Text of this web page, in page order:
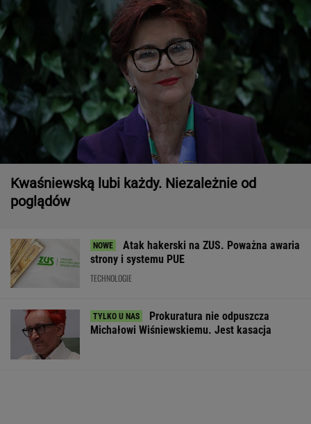
Kwaśniewską lubi każdy. Niezależnie od
poglądów
Atak hakerski na ZUS. Poważna awaria
strony i systemu PUE
TECHNOLOGIE
Prokuratura nie odpuszcza
Michałowi Wiśniewskiemu. Jest kasacja